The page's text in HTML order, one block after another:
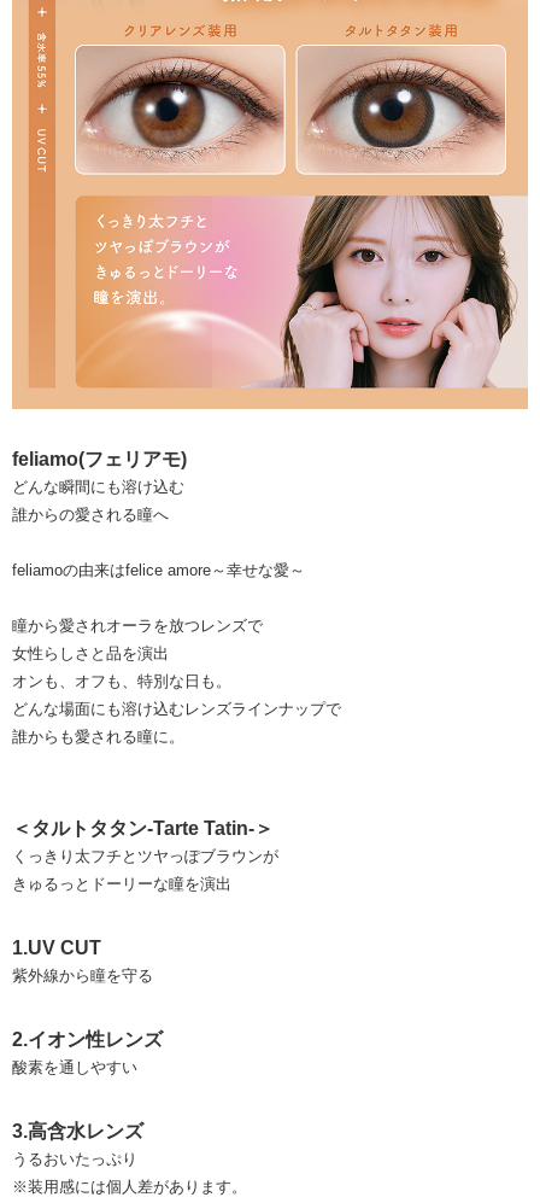
feliamo(フェリアモ)
どんな瞬間にも溶け込む
誰からの愛される瞳へ
feliamoの由来はfelice amore～幸せな愛～
瞳から愛されオーラを放つレンズで
女性らしさと品を演出
オンも、オフも、特別な日も。
どんな場面にも溶け込むレンズラインナップで
誰からも愛される瞳に。
＜タルトタタン-Tarte Tatin-＞
くっきり太フチとツヤっぽブラウンが
きゅるっとドーリーな瞳を演出
1.UV CUT
紫外線から瞳を守る
2.イオン性レンズ
酸素を通しやすい
3.高含水レンズ
うるおいたっぷり
※装用感には個人差があります。